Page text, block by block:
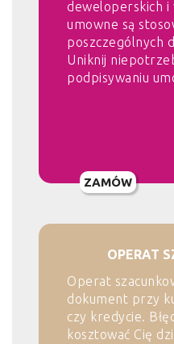
deweloperskich i
umowne są
poszczególnych
Uniknij
podpisywaniu
ZAMÓW
OPERAT
Operat
dokument przy
czy kredycie.
kosztować Cię